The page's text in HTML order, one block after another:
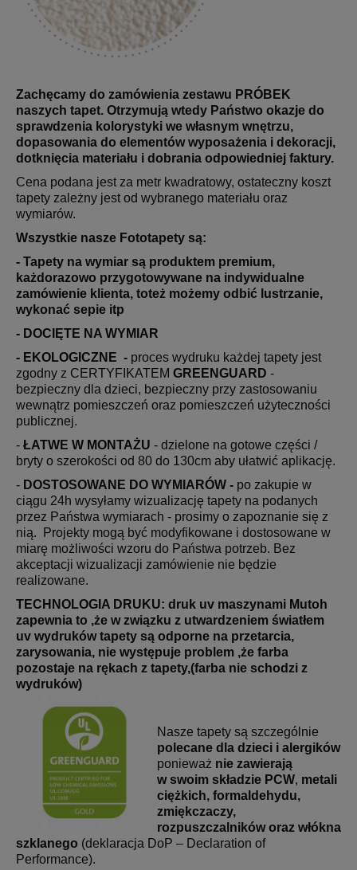
Zachęcamy do zamówienia zestawu PRÓBEK
naszych tapet. Otrzymują wtedy Państwo okazje do
sprawdzenia kolorystyki we własnym wnętrzu,
dopasowania do elementów wyposażenia i dekoracji,
dotknięcia materiału i dobrania odpowiedniej faktury.
Cena podana jest za metr kwadratowy, ostateczny koszt
tapety zależny jest od wybranego materiału oraz
wymiarów.
Wszystkie nasze Fototapety są:
- Tapety na wymiar są produktem premium,
każdorazowo przygotowywane na indywidualne
zamówienie klienta, toteż możemy odbić lustrzanie,
wykonać sepie itp
- DOCIĘTE NA WYMIAR
- EKOLOGICZNE - proces wydruku każdej tapety jest
zgodny z CERTYFIKATEM GREENGUARD -
bezpieczny dla dzieci, bezpieczny przy zastosowaniu
wewnątrz pomieszczeń oraz pomieszczeń użyteczności
publicznej.
- ŁATWE W MONTAŻU - dzielone na gotowe części /
bryty o szerokości od 80 do 130cm aby ułatwić aplikację.
- DOSTOSOWANE DO WYMIARÓW - po zakupie w
ciągu 24h wysyłamy wizualizację tapety na podanych
przez Państwa wymiarach - prosimy o zapoznanie się z
nią. Projekty mogą być modyfikowane i dostosowane w
miarę możliwości wzoru do Państwa potrzeb. Bez
akceptacji wizualizacji zamówienie nie będzie
realizowane.
TECHNOLOGIA DRUKU: druk uv maszynami Mutoh
zapewnia to ,że w związku z utwardzeniem światłem
uv wydruków tapety są odporne na przetarcia,
zarysowania, nie występuje problem ,że farba
pozostaje na rękach z tapety,(farba nie schodzi z
wydruków)
Nasze tapety są szczególnie
polecane dla dzieci i alergików
ponieważ nie zawierają
w swoim składzie PCW, metali
ciężkich, formaldehydu,
zmiękczaczy,
rozpuszczalników oraz włókna
szklanego (deklaracja DoP – Declaration of
Performance).